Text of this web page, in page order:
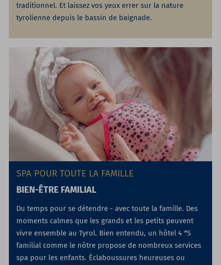
traditionnel. Et laissez vos yeux errer sur la nature
tyrolienne depuis le bassin de baignade.
SPA POUR TOUTE LA FAMILLE
BIEN-ÊTRE FAMILIAL
Du temps pour se détendre - avec toute la famille. Des
moments calmes que les grands et les petits peuvent
vivre ensemble au Tyrol. Bien entendu, un hôtel 4 *S
familial comme le nôtre propose de nombreux services
spa pour les enfants. Éclaboussures heureuses ou